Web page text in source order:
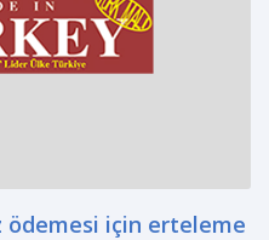
ödemesi için erteleme